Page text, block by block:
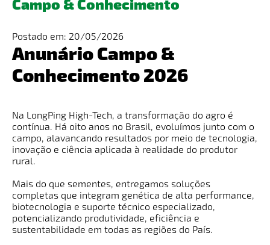
Postado em: 20/05/2026
Anunário Campo &
Conhecimento 2026
Na LongPing High-Tech, a transformação do agro é
contínua. Há oito anos no Brasil, evoluímos junto com o
campo, alavancando resultados por meio de tecnologia,
inovação e ciência aplicada à realidade do produtor
rural.
Mais do que sementes, entregamos soluções
completas que integram genética de alta performance,
biotecnologia e suporte técnico especializado,
potencializando produtividade, eficiência e
sustentabilidade em todas as regiões do País.